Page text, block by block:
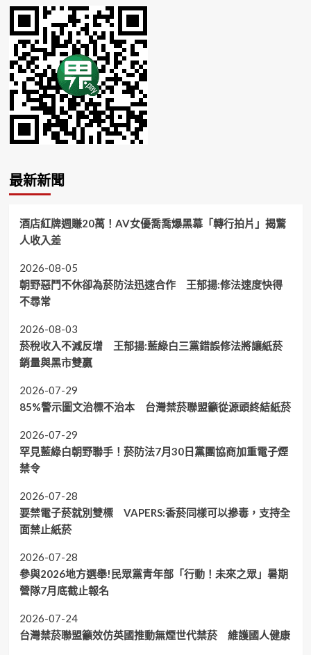
最新新聞
酒店紅牌週賺20萬！AV女優喬喬爆黑幕「轉行拍片」揭驚
人收入差
2026-08-05
朝野惡鬥不休卻為菸防法迅速合作 王郁揚:修法速度快得
不尋常
2026-08-03
菸稅收入不減反增 王郁揚:藍綠白三黨錯誤修法將讓紙菸
銷量與黑市雙贏
2026-07-29
85%警示圖文治標不治本 台灣禁菸聯盟籲從源頭終結紙菸
2026-07-29
罕見藍綠白朝野聯手！菸防法7月30日黨團協商加重電子煙
禁令
2026-07-28
要禁電子菸就別雙標 VAPERS:香菸同樣可以摻毒，支持全
面禁止紙菸
2026-07-28
參與2026地方選舉!民眾黨青年部「行動！未來之眾」暑期
營隊7月底截止報名
2026-07-24
台灣禁菸聯盟籲效仿英國推動無煙世代禁菸 維護國人健康